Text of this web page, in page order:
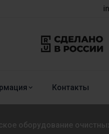
Контакты
оборудование